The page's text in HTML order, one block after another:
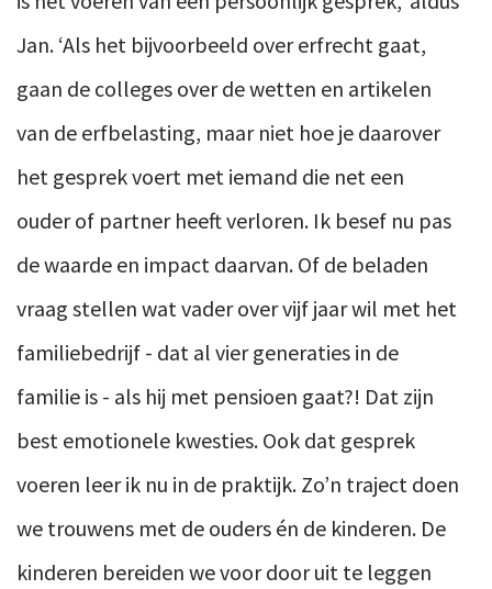
Jan. ‘Als het bijvoorbeeld over erfrecht gaat,
gaan de colleges over de wetten en artikelen
van de erfbelasting, maar niet hoe je daarover
het gesprek voert met iemand die net een
ouder of partner heeft verloren. Ik besef nu pas
de waarde en impact daarvan. Of de beladen
vraag stellen wat vader over vijf jaar wil met het
familiebedrijf - dat al vier generaties in de
familie is - als hij met pensioen gaat?! Dat zijn
best emotionele kwesties. Ook dat gesprek
voeren leer ik nu in de praktijk. Zo’n traject doen
we trouwens met de ouders én de kinderen. De
kinderen bereiden we voor door uit te leggen